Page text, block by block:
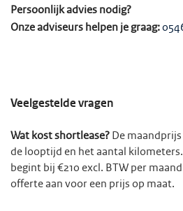
Persoonlijk advies nodig?
Onze adviseurs helpen je graag:
Veelgestelde vragen
Wat kost shortlease? De
de looptijd en het aantal
begint bij €210 excl. BTW per
offerte aan voor een prijs op maat.